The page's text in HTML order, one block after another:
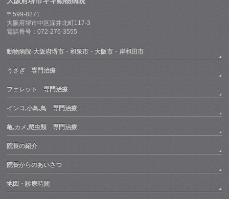
〒599-8271
大阪府堺市中区深井北町117-3
電話番号：072-276-3555
動物病院-大阪府堺市・和泉市・大阪市・岸和田市
うさぎ 専門治療
フェレット 専門治療
インコ,小鳥,鳥 専門治療
亀,カメ,爬虫類 専門治療
院長の紹介
院長からのあいさつ
地図・診療時間